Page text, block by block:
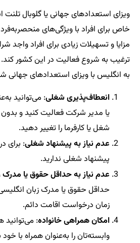
ویزای استعدادهای جهانی یا گلوبال
خاص برای افراد با ویژگی‌های
مزایا و تسهیلات زیادی برای افراد واجد
ترغیب به شروع فعالیت در این کشور
به انگلیس با ویزای استعدادهای جهانی
انعطاف‌پذیری شغلی: می‌توانید
یا مدیر شرکت فعالیت کنید و بدون
شغل یا کارفرما را تغییر دهید.
عدم نیاز به پیشنهاد شغلی: برای
پیشنهاد شغلی ندارید.
عدم نیاز به حداقل حقوق یا مدرک
حداقل حقوق یا مدرک زبان
زمان درخواست اقامت دائم.
امکان همراهی خانواده: می‌توانید
وابسته‌تان را به‌عنوان همراه با خود